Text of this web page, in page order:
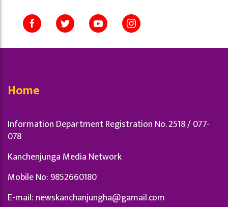
Home
Information Department Registration No. 2518 / 077-
078
Kanchenjunga Media Network
Mobile No: 9852660180
E-mail: newskanchanjungha@gamail.com